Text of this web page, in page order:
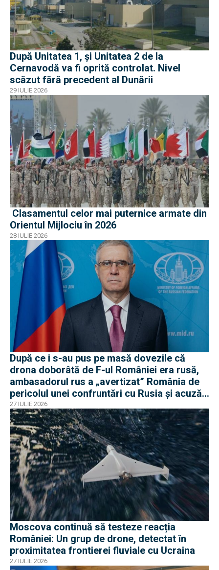
După Unitatea 1, și Unitatea 2 de la
Cernavodă va fi oprită controlat. Nivel
scăzut fără precedent al Dunării
29 IULIE 2026
Clasamentul celor mai puternice armate din
Orientul Mijlociu în 2026
28 IULIE 2026
După ce i s-au pus pe masă dovezile că
drona doborâtă de F-ul României era rusă,
ambasadorul rus a „avertizat” România de
pericolul unei confruntări cu Rusia și acuză
o „înscenare propagandistă”
27 IULIE 2026
Moscova continuă să testeze reacția
României: Un grup de drone, detectat în
proximitatea frontierei fluviale cu Ucraina
27 IULIE 2026